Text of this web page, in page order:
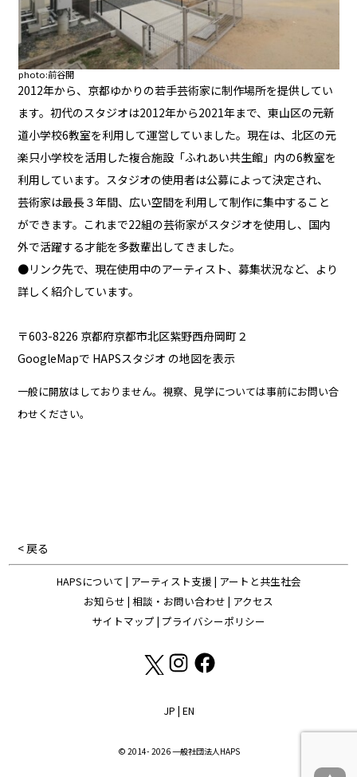
photo:前谷開
2012年から、京都ゆかりの若手芸術家に制作場所を提供してい
ます。初代のスタジオは2012年から2021年まで、東山区の元新
道小学校6教室を利用して運営していました。現在は、北区の元
楽只小学校を活用した複合施設「ふれあい共生館 」内の6教室を
利用しています。スタジオの使用者は公募によって決定され、
芸術家は最長３年間、広い空間を利用して制作に集中すること
ができます。これまで22組の芸術家がスタジオを使用し、国内
外で活躍する才能を多数輩出してきました。
●リンク先で、現在使用中のアーティスト、募集状況など、より
詳しく紹介しています。
〒603-8226 京都府京都市北区紫野西舟岡町２
GoogleMapで HAPSスタジオ の地図を表示
一般に開放はしておりません。視察、見学については事前にお問い合
わせください。
< 戻る
HAPSについて | アーティスト支援 | アートと共生社会
お知らせ | 相談・お問い合わせ | アクセス
サイトマップ | プライバシーポリシー
JP | EN
© 2014- 2026 一般社団法人HAPS